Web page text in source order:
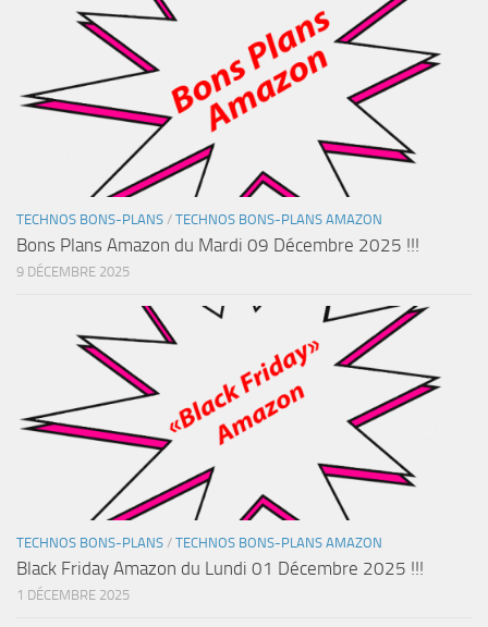
TECHNOS BONS-PLANS / TECHNOS BONS-PLANS AMAZON
Bons Plans Amazon du Mardi 09 Décembre 2025 !!!
9 DÉCEMBRE 2025
TECHNOS BONS-PLANS / TECHNOS BONS-PLANS AMAZON
Black Friday Amazon du Lundi 01 Décembre 2025 !!!
1 DÉCEMBRE 2025